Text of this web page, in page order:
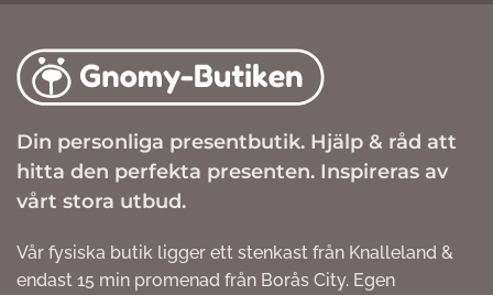
Din personliga presentbutik. Hjälp & råd att
hitta den perfekta presenten. Inspireras av
vårt stora utbud.
Vår fysiska butik ligger ett stenkast från Knalleland &
endast 15 min promenad från Borås City. Egen